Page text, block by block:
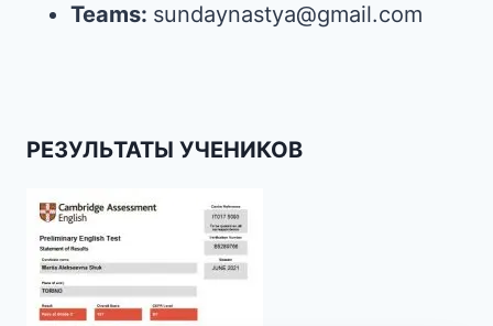
Teams: sundaynastya@gmail.com
РЕЗУЛЬТАТЫ УЧЕНИКОВ